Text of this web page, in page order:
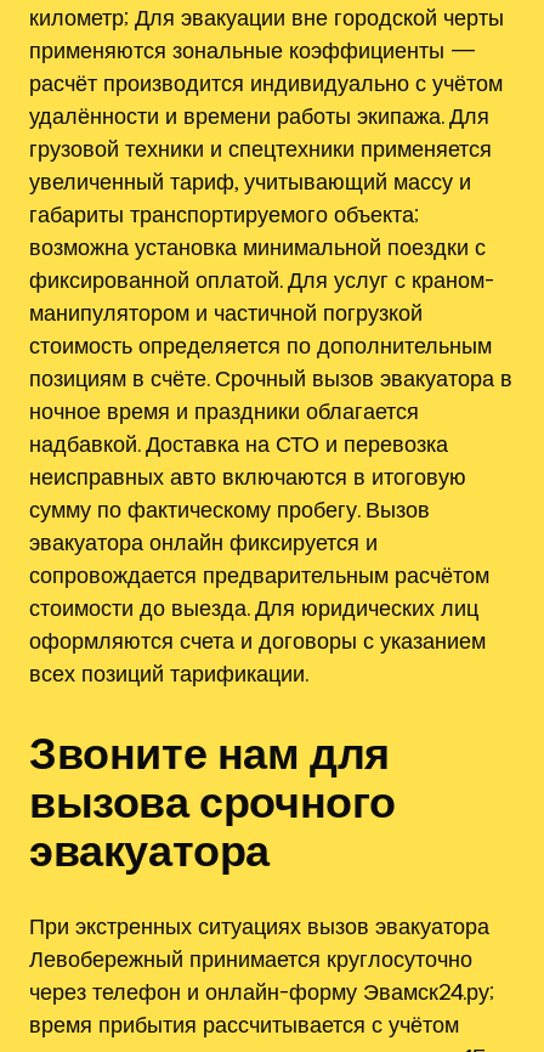
километр; Для эвакуации вне городской черты
применяются зональные коэффициенты —
расчёт производится индивидуально с учётом
удалённости и времени работы экипажа. Для
грузовой техники и спецтехники применяется
увеличенный тариф, учитывающий массу и
габариты транспортируемого объекта;
возможна установка минимальной поездки с
фиксированной оплатой. Для услуг с краном-
манипулятором и частичной погрузкой
стоимость определяется по дополнительным
позициям в счёте. Срочный вызов эвакуатора в
ночное время и праздники облагается
надбавкой. Доставка на СТО и перевозка
неисправных авто включаются в итоговую
сумму по фактическому пробегу. Вызов
эвакуатора онлайн фиксируется и
сопровождается предварительным расчётом
стоимости до выезда. Для юридических лиц
оформляются счета и договоры с указанием
всех позиций тарификации.
Звоните нам для
вызова срочного
эвакуатора
При экстренных ситуациях вызов эвакуатора
Левобережный принимается круглосуточно
через телефон и онлайн-форму Эвамск24.ру;
время прибытия рассчитывается с учётом